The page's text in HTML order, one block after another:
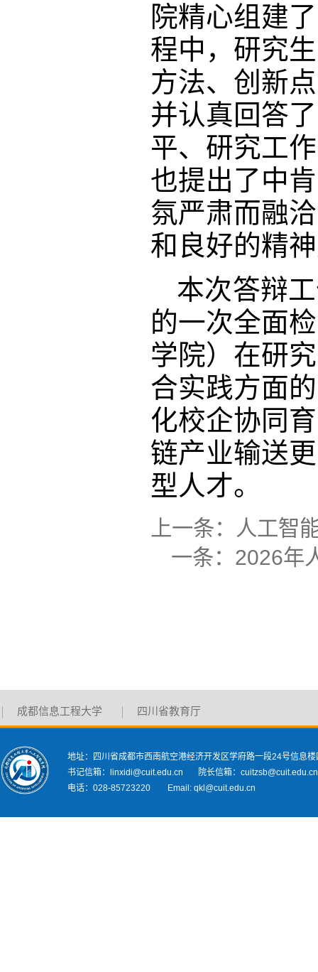
院精心组建
程中，研究
方法、创新
并认真回答
平、研究工
也提出了中
氛严肃而融
和良好的精
本次答辩
的一次全面
学院）在研
合实践方面
化校企协同
链产业输送
型人才。
上一条：
人工智
一条： 2026年
成都信息工程大学 四川省教育厅
地址：四川省成都市西南航空港经济开发区学府路一段24号信息楼
书记信箱：linxidi@cuit.edu.cn 院长信箱：cuitzsb@cuit.edu.cn
电话：028-85723220 Email: qkl@cuit.edu.cn